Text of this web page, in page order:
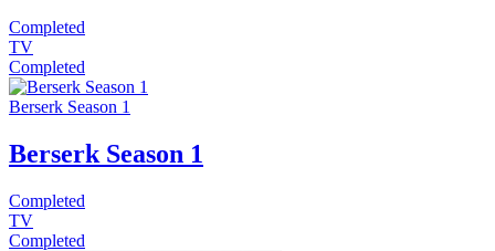
Completed
TV
Completed
Berserk Season 1
Berserk Season 1
Completed
TV
Completed